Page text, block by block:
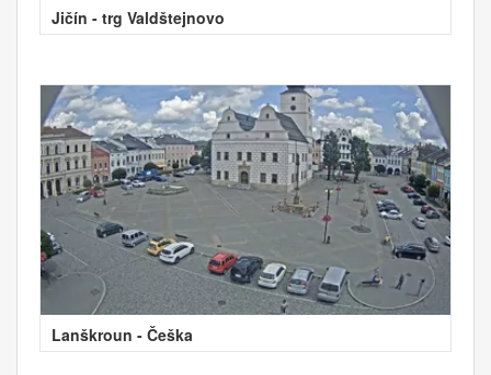
Jičín - trg Valdštejnovo
Lanškroun - Češka